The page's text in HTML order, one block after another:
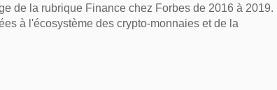
de la rubrique Finance chez Forbes de 2016 à 2019. Il
à l'écosystème des crypto-monnaies et de la